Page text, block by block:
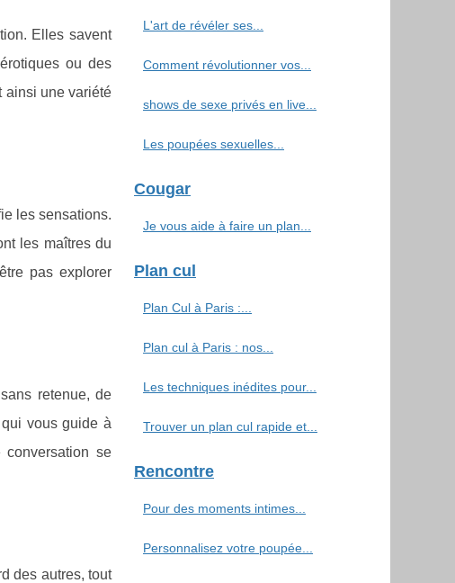
Elles savent
ou des
ainsi une variété
les sensations.
les maîtres du
pas explorer
retenue, de
vous guide à
se
des autres, tout
L'art de révéler ses...
Comment révolutionner vos...
shows de sexe privés en live...
Les poupées sexuelles...
Cougar
Je vous aide à faire un plan...
Plan cul
Plan Cul à Paris :...
Plan cul à Paris : nos...
Les techniques inédites pour...
Trouver un plan cul rapide et...
Rencontre
Pour des moments intimes...
Personnalisez votre poupée...